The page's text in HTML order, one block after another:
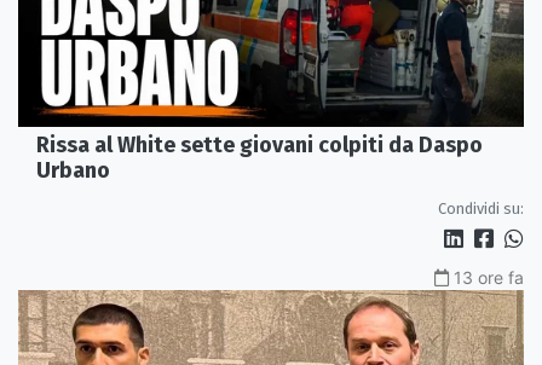
Rissa al White sette giovani colpiti da Daspo
Urbano
Condividi su:
13 ore fa